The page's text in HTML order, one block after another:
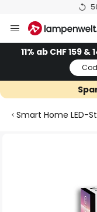
Inhalt
springen
11% ab CHF 159
Smart Home LED-